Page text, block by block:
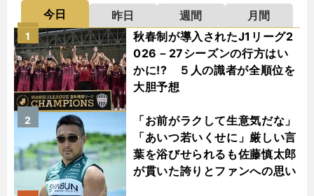
今日 昨日 週間
月間
秋春制が導入されたJ1リーグ2
026－27シーズンの行方はい
かに!? ５人の識者が全順位を
大胆予想
1
「お前がラクして生意気だな」
「あいつ若いくせに」厳しい言
葉を浴びせられるも佐藤慎太郎
が貫いた誇りとファンへの思い
2